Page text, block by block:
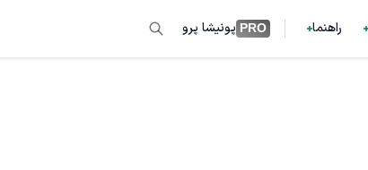
راهنما PRO پونیشا پرو